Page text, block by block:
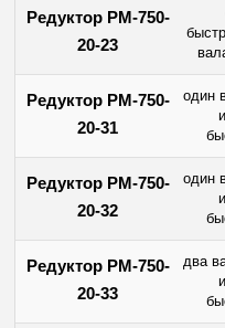
Редуктор РМ-750-
20-23
Редуктор РМ-750-
20-31
один
Редуктор РМ-750-
20-32
один
Редуктор РМ-750-
20-33
два